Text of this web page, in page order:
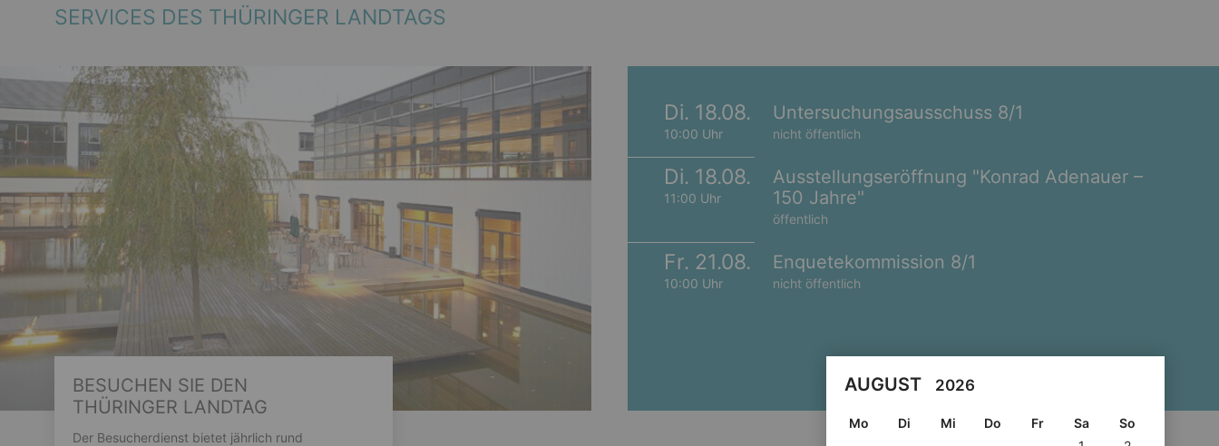
SERVICES DES THÜRINGER LANDTAGS
BESUCHEN SIE DEN
THÜRINGER LANDTAG
Der Besucherdienst bietet jährlich rund
Di. 18.08.
10:00 Uhr
Untersuchungsausschuss 8/1
nicht öffentlich
Di. 18.08.
11:00 Uhr
Ausstellungseröffnung "Konrad Adenauer –
150 Jahre"
öffentlich
Fr. 21.08.
10:00 Uhr
Enquetekommission 8/1
nicht öffentlich
AUGUST 2026
Mo Di Mi Do Fr Sa
So